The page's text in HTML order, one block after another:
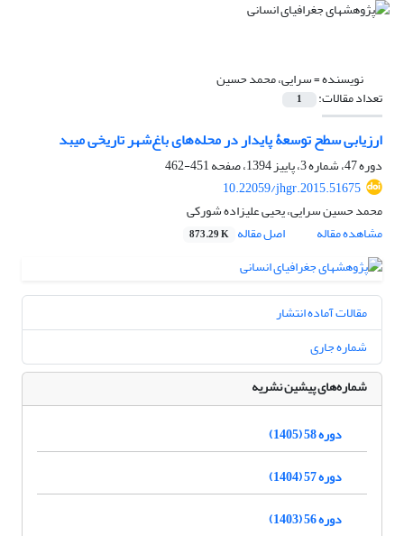
نویسنده =سرایی، محمد حسین
تعداد مقالات: 1
ارزیابی سطح توسعۀ پایدار در محله‌های باغ‌شهر تاریخی میبد
دوره 47، شماره 3، پاییز 1394، صفحه
451-462
10.22059/jhgr.2015.51675
محمد حسین سرایی، یحیی علیزاده شورکی
مشاهده مقاله
اصل مقاله 873.29 K
مقالات آماده انتشار
شماره جاری
شماره‌های پیشین نشریه
دوره 58 (1405)
دوره 57 (1404)
دوره 56 (1403)